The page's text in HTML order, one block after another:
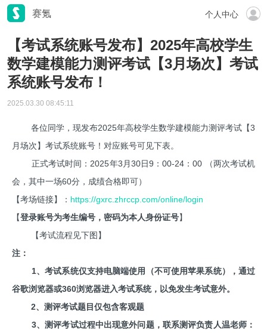
赛氪 个人中心
【考试系统账号发布】2025年高校学生
数学建模能力测评考试【3月场次】考试
系统账号发布！
2025.03.30 08:45:11
各位同学，现发布2025年高校学生数学建模能力测评考试【3
月场次】考试系统账号！对应账号可见下表。
正式考试时间：2025年3月30日9：00-24：00 （两次考试机
会，其中一场60分，成绩合格即可）
【考场链接】： https://gxrc.zhrccp.com/online/login
【登录账号为考生编号，密码为本人身份证号】 ​​
【考试流程见下图】
注：
1、考试系统仅支持电脑端使用（不可使用苹果系统），通过
谷歌浏览器或360浏览器进入考试系统，以免发生考试意外。
2、测评考试题目仅包含客观题
3、测评考试过程中出现意外问题，联系测评负责人温老师：